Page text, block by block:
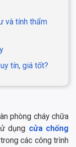
và tính thẩm
tín, giá tốt?
phòng cháy chữa
dụng cửa chống
các công trình